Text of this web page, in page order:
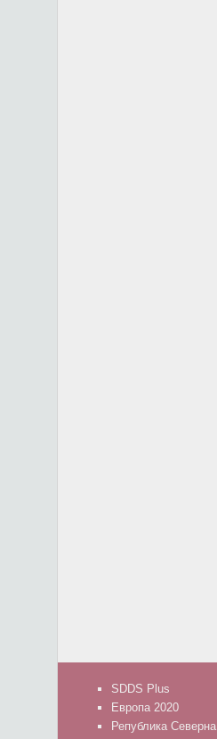
SDDS Plus
Европа 2020
Република Северна